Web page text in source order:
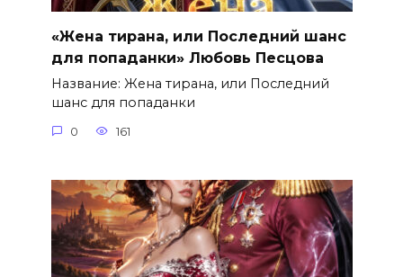
«Жена тирана, или Последний шанс
для попаданки» Любовь Песцова
Название: Жена тирана, или Последний
шанс для попаданки
0 161